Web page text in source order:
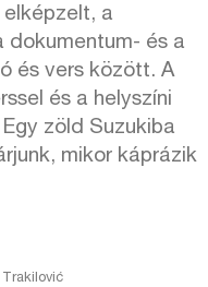
elképzelt, a
dokumentum- és a
és vers között. A
és a helyszíni
zöld Suzukiba
mikor káprázik
Trakilović